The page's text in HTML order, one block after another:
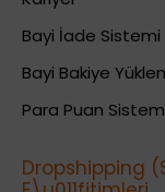
Bayi İade Sistemi
Bayi Bakiye
Para Puan
Dropshipping